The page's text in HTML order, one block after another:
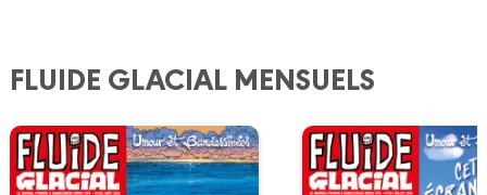
FLUIDE GLACIAL MENSUELS